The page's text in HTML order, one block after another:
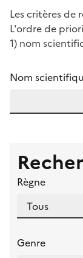
Les critères de
L'ordre de
1) nom
Nom
Règne
Genre